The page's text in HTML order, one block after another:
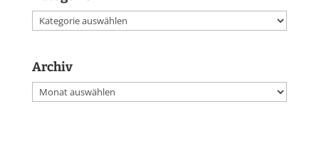
Kategorien
Archiv
Archiv